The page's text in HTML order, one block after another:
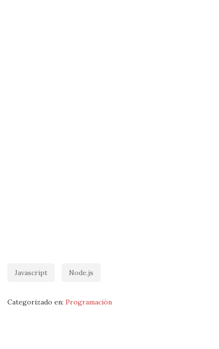
Javascript Node.js
Categorizado en: Programación